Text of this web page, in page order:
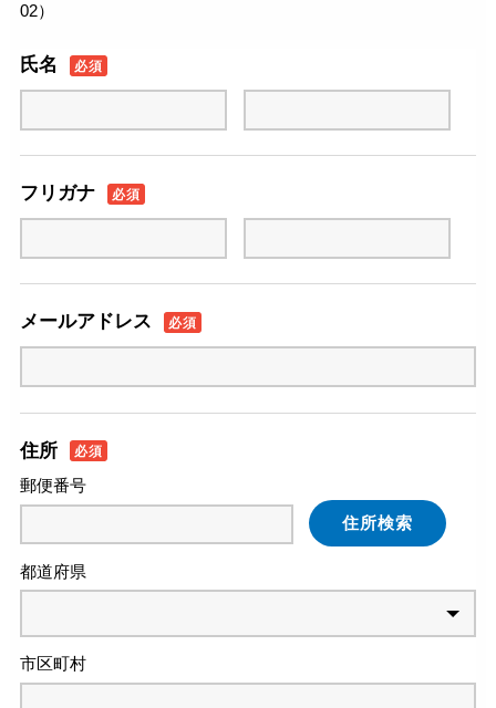
02）
氏名 必須
フリガナ 必須
メールアドレス 必須
住所 必須
郵便番号
住所検索
都道府県
市区町村